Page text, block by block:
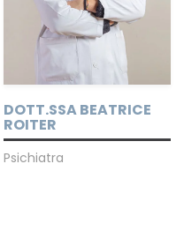
DOTT.SSA BEATRICE
ROITER
Psichiatra